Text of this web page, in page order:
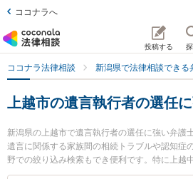
ココナラへ
投稿する
ココナラ法律相談 新潟県で法律相談できる
上越市の遺言執行者の選任
新潟県の上越市で遺言執行者の選任に強い弁護
遺言に関係する家族間の相続トラブルや認知症
野での絞り込み検索もでき便利です。特に上越
士のプロフィール情報や弁護士費用、強みなど